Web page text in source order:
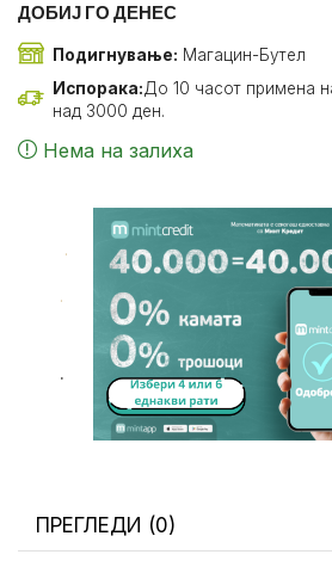
ДОБИЈ ГО ДЕНЕС
Подигнување: Магацин-Бутел
Испорака:До 10 часот примена
над 3000 ден.
Нема на залиха
.
.
.
ПРЕГЛЕДИ (0)